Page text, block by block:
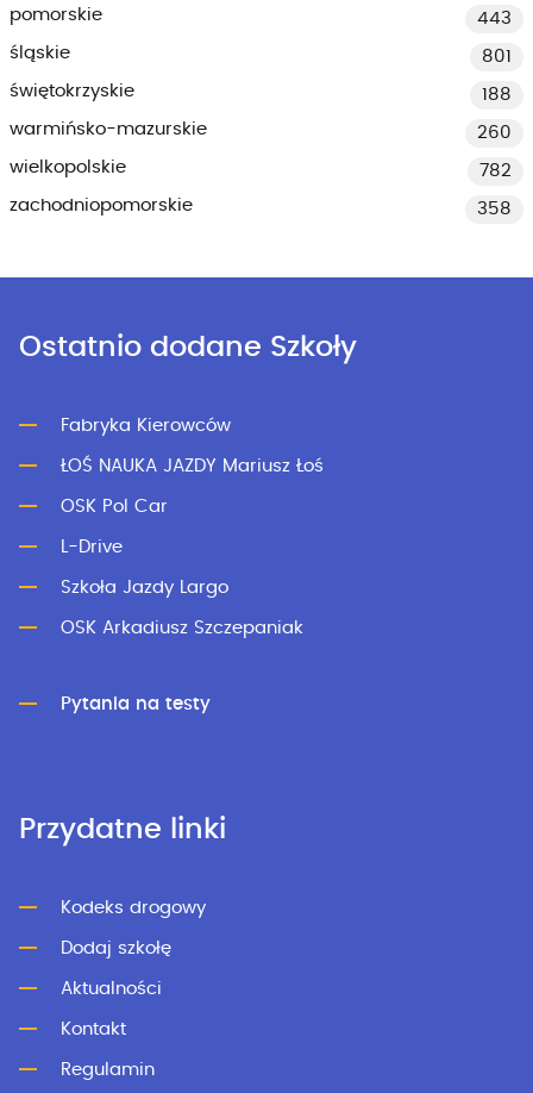
pomorskie
443
śląskie
801
świętokrzyskie
188
warmińsko-mazurskie
260
wielkopolskie
782
zachodniopomorskie
358
Ostatnio dodane Szkoły
Fabryka Kierowców
ŁOŚ NAUKA JAZDY Mariusz Łoś
OSK Pol Car
L-Drive
Szkoła Jazdy Largo
OSK Arkadiusz Szczepaniak
Pytania na testy
Przydatne linki
Kodeks drogowy
Dodaj szkołę
Aktualności
Kontakt
Regulamin